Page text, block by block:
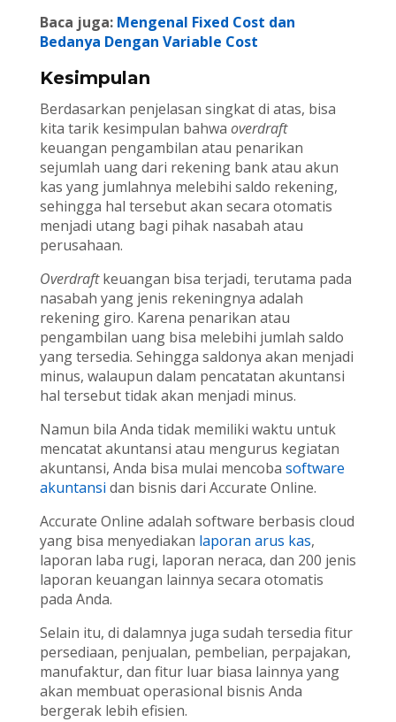
Baca juga: Mengenal Fixed Cost dan
Bedanya Dengan Variable Cost
Kesimpulan
Berdasarkan penjelasan singkat di atas, bisa
kita tarik kesimpulan bahwa overdraft
keuangan pengambilan atau penarikan
sejumlah uang dari rekening bank atau akun
kas yang jumlahnya melebihi saldo rekening,
sehingga hal tersebut akan secara otomatis
menjadi utang bagi pihak nasabah atau
perusahaan.
Overdraftkeuangan bisa terjadi, terutama pada
nasabah yang jenis rekeningnya adalah
rekening giro. Karena penarikan atau
pengambilan uang bisa melebihi jumlah saldo
yang tersedia. Sehingga saldonya akan menjadi
minus, walaupun dalam pencatatan akuntansi
hal tersebut tidak akan menjadi minus.
Namun bila Anda tidak memiliki waktu untuk
mencatat akuntansi atau mengurus kegiatan
akuntansi, Anda bisa mulai mencoba software
akuntansi dan bisnis dari Accurate Online.
Accurate Online adalah software berbasis cloud
yang bisa menyediakan laporan arus kas,
laporan laba rugi, laporan neraca, dan 200 jenis
laporan keuangan lainnya secara otomatis
pada Anda.
Selain itu, di dalamnya juga sudah tersedia fitur
persediaan, penjualan, pembelian, perpajakan,
manufaktur, dan fitur luar biasa lainnya yang
akan membuat operasional bisnis Anda
bergerak lebih efisien.